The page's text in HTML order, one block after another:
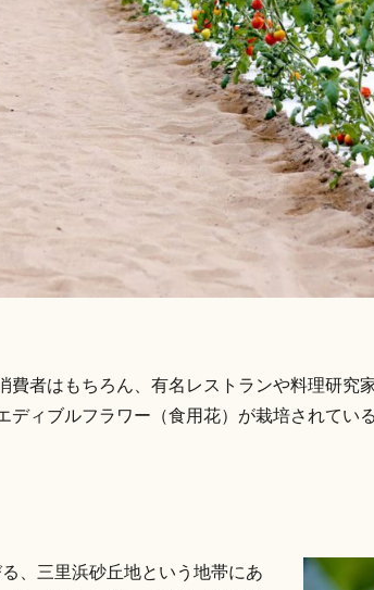
者はもちろん、有名レストランや料理研究
ィブルフラワー（食用花）が栽培されてい
、三里浜砂丘地という地帯にあ